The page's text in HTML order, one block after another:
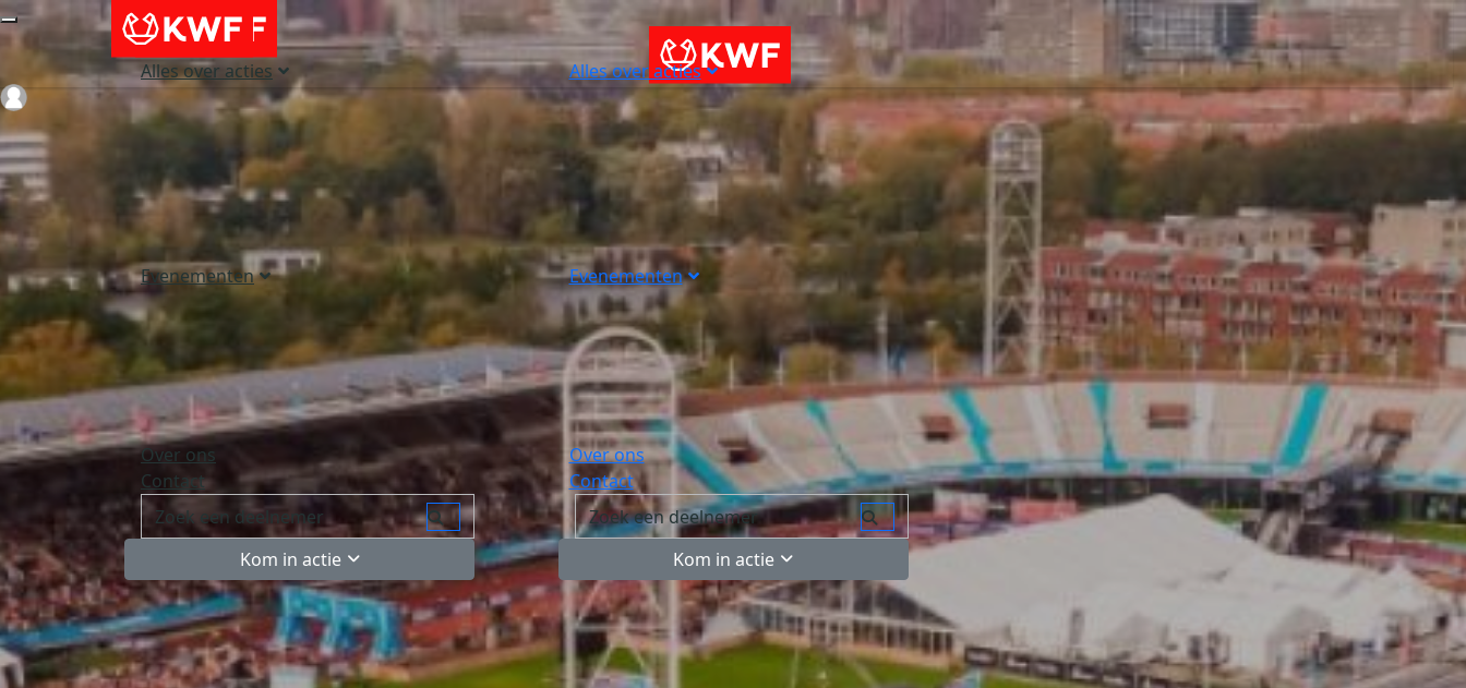
Alles over acties
Evenementen
Over ons
Contact
Kom in actie
Alles over acties
Evenementen
Over ons
Contact
Kom in actie
Login